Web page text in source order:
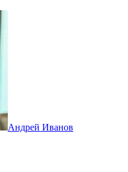
Андрей Иванов